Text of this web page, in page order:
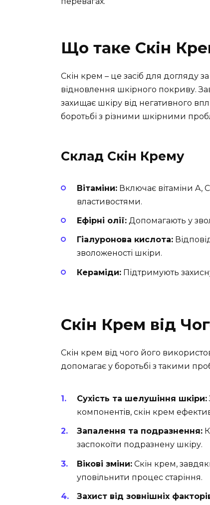
Що таке Скін
Скін крем – це засіб для догляду
відновлення шкірного покриву.
захищає шкіру від негативного
боротьбі з різними шкірними
Склад Скін Крему
Вітаміни: Включає вітаміни A,
властивостями.
Ефірні олії: Допомагають у
Гіалуронова кислота:
зволоженості шкіри.
Кераміди: Підтримують
Скін Крем від
Скін крем від чого його
допомагає у боротьбі з такими
Сухість та шелушіння шкіри:
компонентів, скін крем
Запалення та подразнення:
заспокоїти подразнену шкіру.
Вікові зміни: Скін крем,
уповільнити процес старіння.
Захист від зовнішніх